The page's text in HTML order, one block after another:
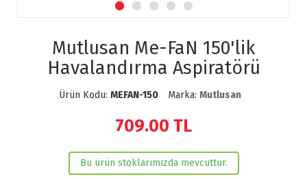
Mutlusan Me-FaN 150'lik
Havalandırma Aspiratörü
Ürün Kodu: MEFAN-150 Marka: Mutlusan
709.00 TL
Bu ürün stoklarımızda mevcuttur.